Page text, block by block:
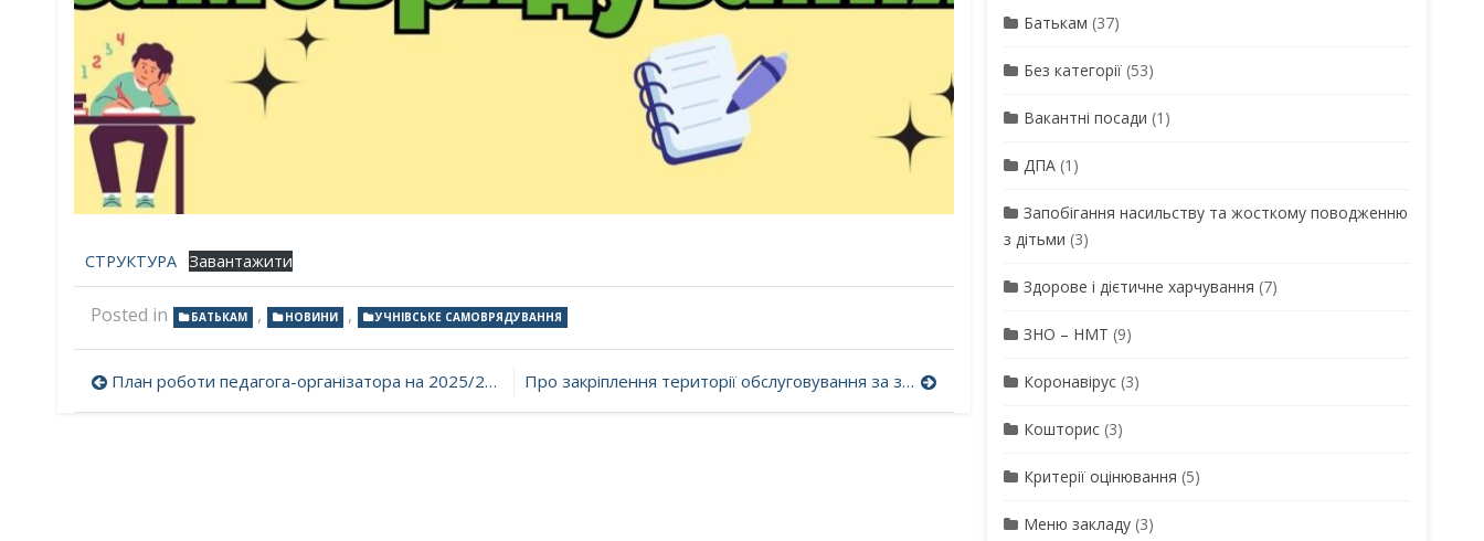
СТРУКТУРА Завантажити
Posted in БАТЬКАМ , НОВИНИ , УЧНІВСЬКЕ САМОВРЯДУВАННЯ
Навігація
записів
План роботи педагога-організатора на 2025/2026 навчальний рік Про закріплення території обслуговування за закладами освіти Бочечківської сільської ради на 2025/2026 навчальнийрік
Батькам (37)
Без категорії(53)
Вакантні посади (1)
ДПА(1)
Запобігання насильству та жосткому поводженню
з дітьми (3)
Здорове і дієтичне харчування (7)
ЗНО – НМТ (9)
Коронавірус(3)
Кошторис(3)
Критерії оцінювання (5)
Меню закладу(3)